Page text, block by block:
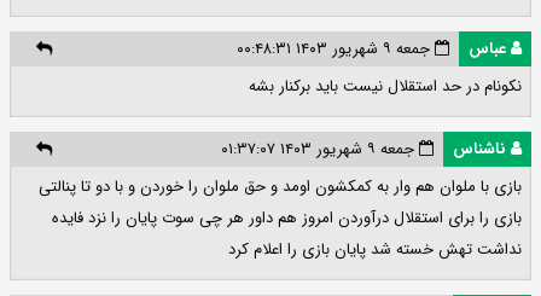
عباس
جمعه ۹ شهریور ۱۴۰۳ ۰۰:۴۸:۳۱
نکونام در حد استقلال نیست باید برکنار بشه
ناشناس
جمعه ۹ شهریور ۱۴۰۳ ۰۱:۳۷:۰۷
بازی با ملوان هم وار به کمکشون اومد و حق ملوان را خوردن و با دو تا پنالتی
بازی را برای استقلال درآوردن امروز هم داور هر چی سوت پایان را نزد فایده
نداشت تهش خسته شد پایان بازی را اعلام کرد